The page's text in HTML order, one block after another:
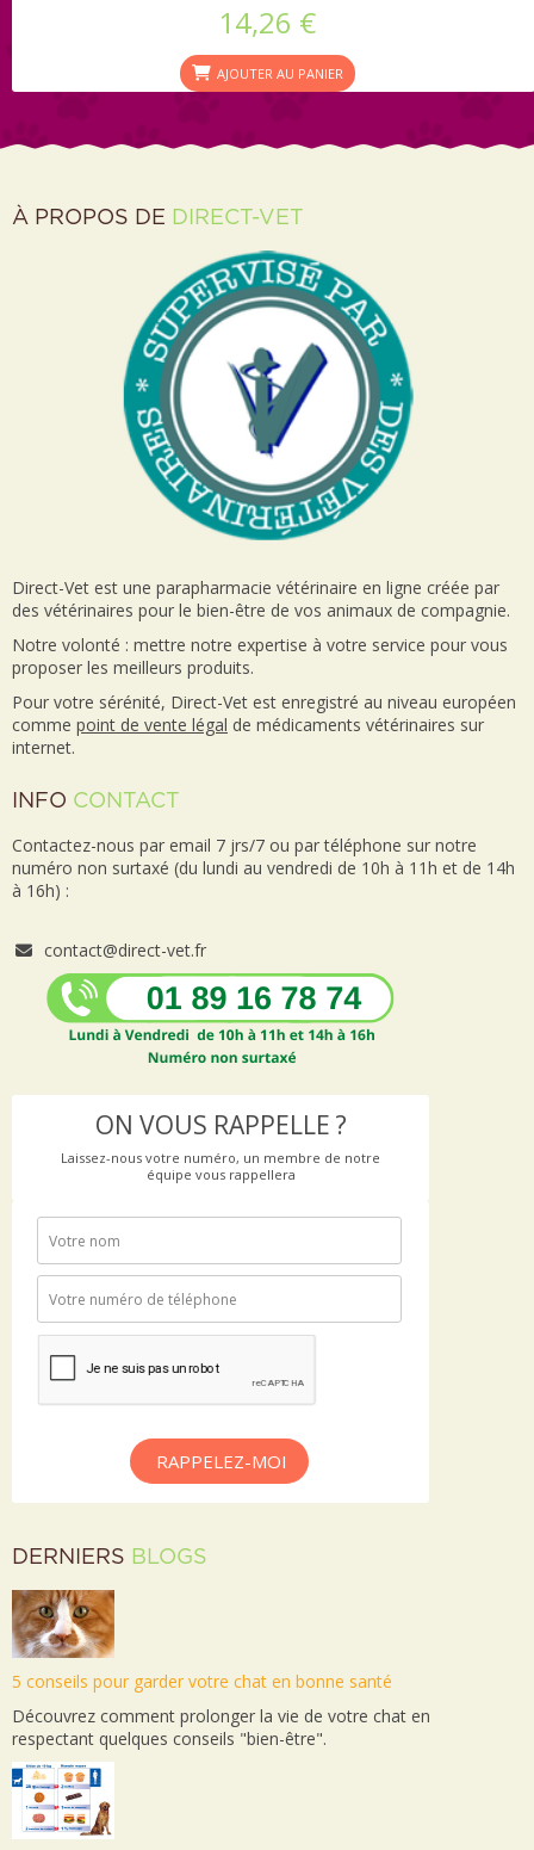
14,26 €
AJOUTER AU PANIER
À PROPOS DE DIRECT-VET
Direct-Vet est une parapharmacie vétérinaire en ligne créée par
des vétérinaires pour le bien-être de vos animaux de compagnie.
Notre volonté : mettre notre expertise à votre service pour vous
proposer les meilleurs produits.
Pour votre sérénité, Direct-Vet est enregistré au niveau européen
comme point de vente légal de médicaments vétérinaires sur
internet.
INFO CONTACT
Contactez-nous par email 7 jrs/7 ou par téléphone sur notre
numéro non surtaxé (du lundi au vendredi de 10h à 11h et de 14h
à 16h) :
contact@direct-vet.fr
ON VOUS RAPPELLE ?
Laissez-nous votre numéro, un membre de notre
équipe vous rappellera
RAPPELEZ-MOI
DERNIERS BLOGS
5 conseils pour garder votre chat en bonne santé
Découvrez comment prolonger la vie de votre chat en
respectant quelques conseils "bien-être".